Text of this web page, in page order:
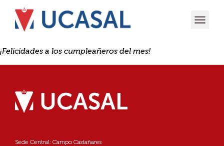
¡Felicidades a los cumpleañeros del mes!
Sede Central: Campo Castañares